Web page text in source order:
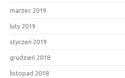
marzec 2019
luty 2019
styczeń 2019
grudzień 2018
listopad 2018